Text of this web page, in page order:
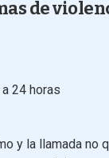
de
24 horas
y la llamada no